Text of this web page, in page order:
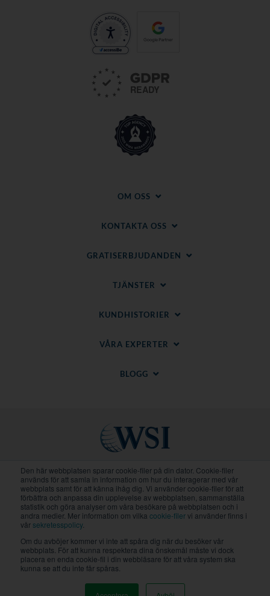
Den här webbplatsen sparar cookie-filer på din dator. Cookie-filer
används för att samla in information om hur du interagerar med vår
webbplats samt för att känna ihåg dig. Vi använder cookie-filer för att
förbättra och anpassa din upplevelse av webbplatsen, sammanställa
statistik och göra analyser om våra besökare på webbplatsen och i
andra medier. Mer information om vilka cookie-filervi använder finns i
vårsekretesspolicy.
Om du avböjer kommer vi inte att spåra dig när du besöker vår
webbplats. För att kunna respektera dina önskemål måste vi dock
placera en enda cookie-fil i din webbläsare för att våra system ska
kunna se att du inte får spåras.
OM OSS
KONTAKTA OSS
GRATISERBJUDANDEN
TJÄNSTER
KUNDHISTORIER
VÅRA EXPERTER
BLOGG
© 2020-2026WSI. Alla rättigheter förbehållna. WSI
ICE och WSI IM är registrerade varumärken för
IntegritetspolicyochCookiepolicy.
Varje WSI-franchise är ett självständigt ägt och
drivet företag.
Regionala Webbplatser